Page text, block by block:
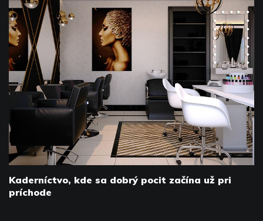
Kaderníctvo, kde sa dobrý pocit začína už pri
príchode